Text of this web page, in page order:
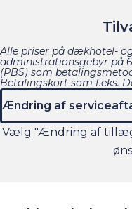
sikret en tid på værksted
værksted ved
det kan lade sig gøre med
Alle priser på dækhotel-
administrationsgebyr på
(PBS) som
Betalingskort som f.eks.
Ændring af
Vælg "Ændring af